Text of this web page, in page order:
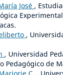
José ,
,
, Universidad
Pedagógico de